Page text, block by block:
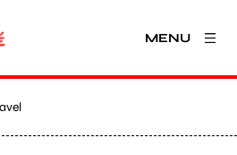
MENU